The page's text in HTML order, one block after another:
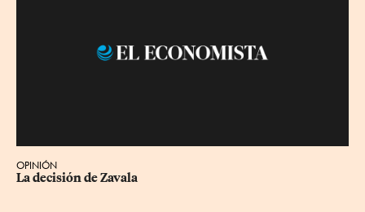
OPINIÓN
La decisión de Zavala